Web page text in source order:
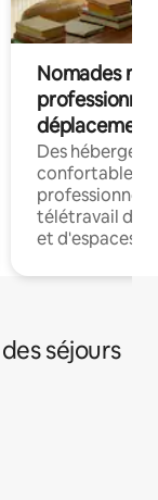
Nomades
déplacement
Des
confortables
professionnels
télétravail
et d'espaces
séjours